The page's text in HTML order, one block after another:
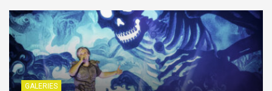
GALERIES